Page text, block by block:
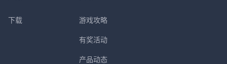
下载 游戏攻略
有奖活动
产品动态